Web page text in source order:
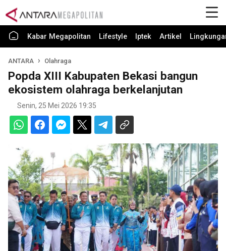
Kabar Megapolitan Lifestyle Iptek Artikel
ANTARA Olahraga
Popda XIII Kabupaten Bekasi bangun
ekosistem olahraga berkelanjutan
Senin, 25 Mei 2026 19:35